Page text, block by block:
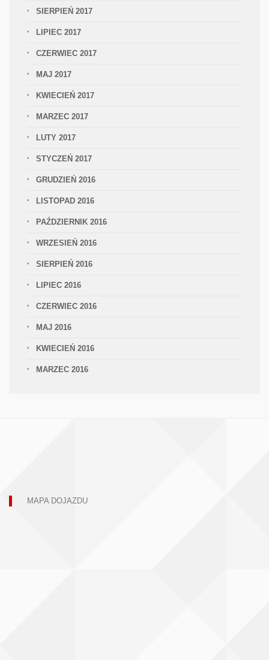
SIERPIEŃ 2017
LIPIEC 2017
CZERWIEC 2017
MAJ 2017
KWIECIEŃ 2017
MARZEC 2017
LUTY 2017
STYCZEŃ 2017
GRUDZIEŃ 2016
LISTOPAD 2016
PAŹDZIERNIK 2016
WRZESIEŃ 2016
SIERPIEŃ 2016
LIPIEC 2016
CZERWIEC 2016
MAJ 2016
KWIECIEŃ 2016
MARZEC 2016
MAPA DOJAZDU